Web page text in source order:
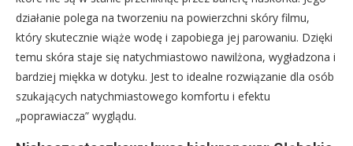
działanie polega na tworzeniu na powierzchni skóry filmu,
który skutecznie wiąże wodę i zapobiega jej parowaniu. Dzięki
temu skóra staje się natychmiastowo nawilżona, wygładzona i
bardziej miękka w dotyku. Jest to idealne rozwiązanie dla osób
szukających natychmiastowego komfortu i efektu
„poprawiacza” wyglądu.